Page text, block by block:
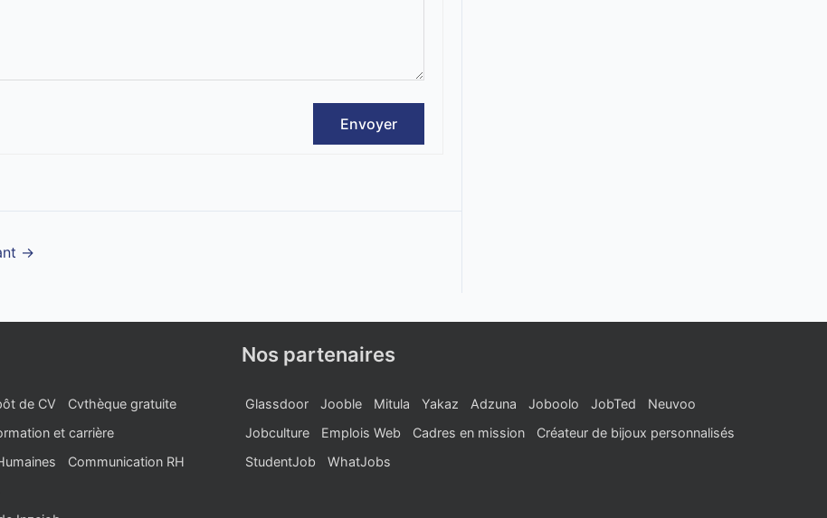
Envoyer
→
de CV
Cvthèque gratuite
et carrière
Communication RH
Nos partenaires
Glassdoor Jooble Mitula Yakaz Adzuna Joboolo JobTed
Neuvoo
Jobculture
Emplois Web Cadres en mission
Créateur de bijoux personnalisés
StudentJob
WhatJobs